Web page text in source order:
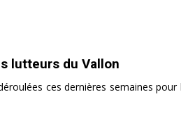
lutteurs du Vallon
ces dernières semaines pour